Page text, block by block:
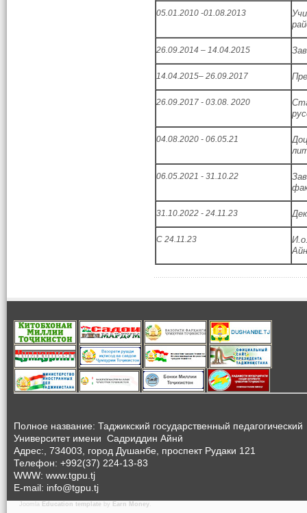
05.01.2010 -01.08.2013
26.09.2014 – 14.04.2015
14.04.2015– 26.09.2017
26.09.2017 - 03.08. 2020
04.08.2020 - 06.05.21
06.05.2021 - 31.10.22
31.10.2022 - 24.11.23
С 24.11.23
Полное название: Таджикский государственный педагогический
Университет имени Садриддин Айнӣ
Адрес:, 734003, город Душанбе, проспект Рудаки 121
Телефон: +992(37) 224-13-83
WWW: www.tgpu.tj
E-mail: info@tgpu.tj
Joomla Education template by Earn Money.